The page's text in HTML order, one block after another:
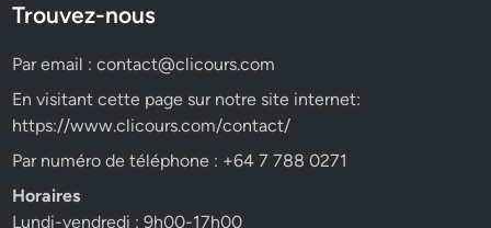
Trouvez-nous
Par email :contact@clicours.com
En visitant cette page sur notre site internet:
https://www.clicours.com/contact/
Par numéro de téléphone : +64 7 788 0271
Horaires
Lundi-vendredi : 9h00-17h00